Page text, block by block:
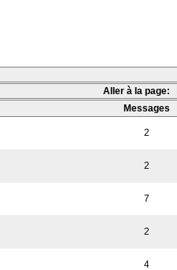
Aller à la page:
Messages
2
2
7
2
4